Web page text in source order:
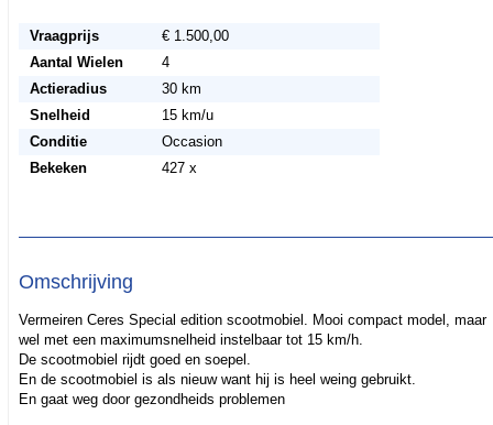
Vraagprijs
€ 1.500,00
Aantal Wielen
4
Actieradius
30 km
Snelheid
15 km/u
Conditie
Occasion
Bekeken
427 x
Omschrijving
Vermeiren Ceres Special edition scootmobiel. Mooi compact model, maar
wel met een maximumsnelheid instelbaar tot 15 km/h.
De scootmobiel rijdt goed en soepel.
En de scootmobiel is als nieuw want hij is heel weing gebruikt.
En gaat weg door gezondheids problemen